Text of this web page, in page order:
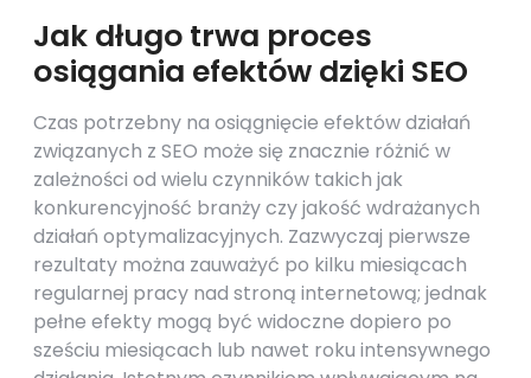
Jak długo trwa proces
osiągania efektów dzięki SEO
Czas potrzebny na osiągnięcie efektów działań
związanych z SEO może się znacznie różnić w
zależności od wielu czynników takich jak
konkurencyjność branży czy jakość wdrażanych
działań optymalizacyjnych. Zazwyczaj pierwsze
rezultaty można zauważyć po kilku miesiącach
regularnej pracy nad stroną internetową; jednak
pełne efekty mogą być widoczne dopiero po
sześciu miesiącach lub nawet roku intensywnego